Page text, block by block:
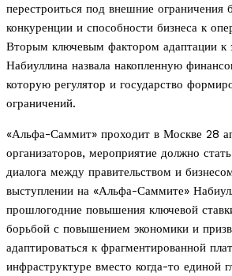
перестроиться под внешние ограничения
конкуренции и способности бизнеса к
Вторым ключевым фактором адаптации к
Набиуллина назвала накопленную
которую регулятор и государство
ограничений.
«Альфа-Саммит» проходит в Москве 28
организаторов, мероприятие должно
диалога между правительством и
выступлении на «Альфа-Саммите»
прошлогодние повышения ключевой
борьбой с повышением экономики и
адаптироваться к фрагментированной
инфраструктуре вместо когда-то единой